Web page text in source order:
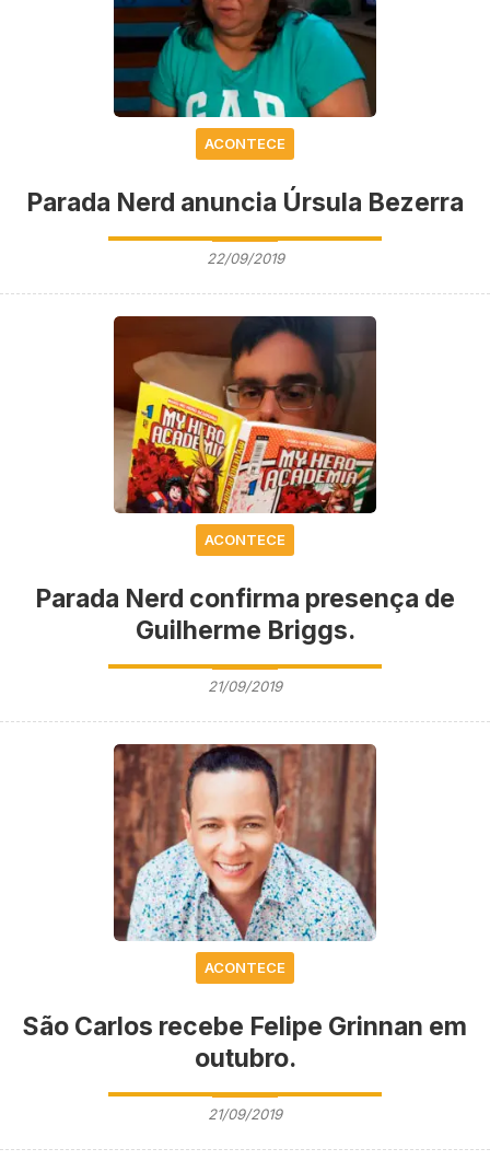
ACONTECE
Parada Nerd anuncia Úrsula Bezerra
22/09/2019
ACONTECE
Parada Nerd confirma presença de
Guilherme Briggs.
21/09/2019
ACONTECE
São Carlos recebe Felipe Grinnan em
outubro.
21/09/2019